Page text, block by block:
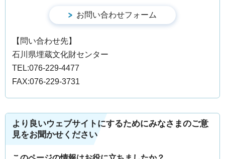
【問い合わせ先】
石川県埋蔵文化財センター
TEL:076-229-4477
FAX:076-229-3731
より良いウェブサイトにするためにみなさまのご意
見をお聞かせください